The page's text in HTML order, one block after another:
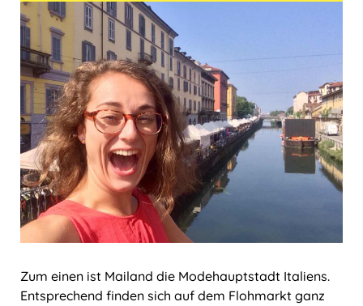
Zum einen ist Mailand die Modehauptstadt Italiens.
Entsprechend finden sich auf dem Flohmarkt ganz